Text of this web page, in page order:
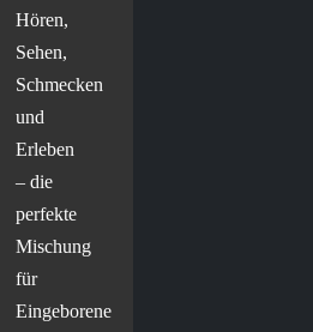
Hören,
Sehen,
Schmecken
und
Erleben
– die
perfekte
Mischung
für
Eingeborene